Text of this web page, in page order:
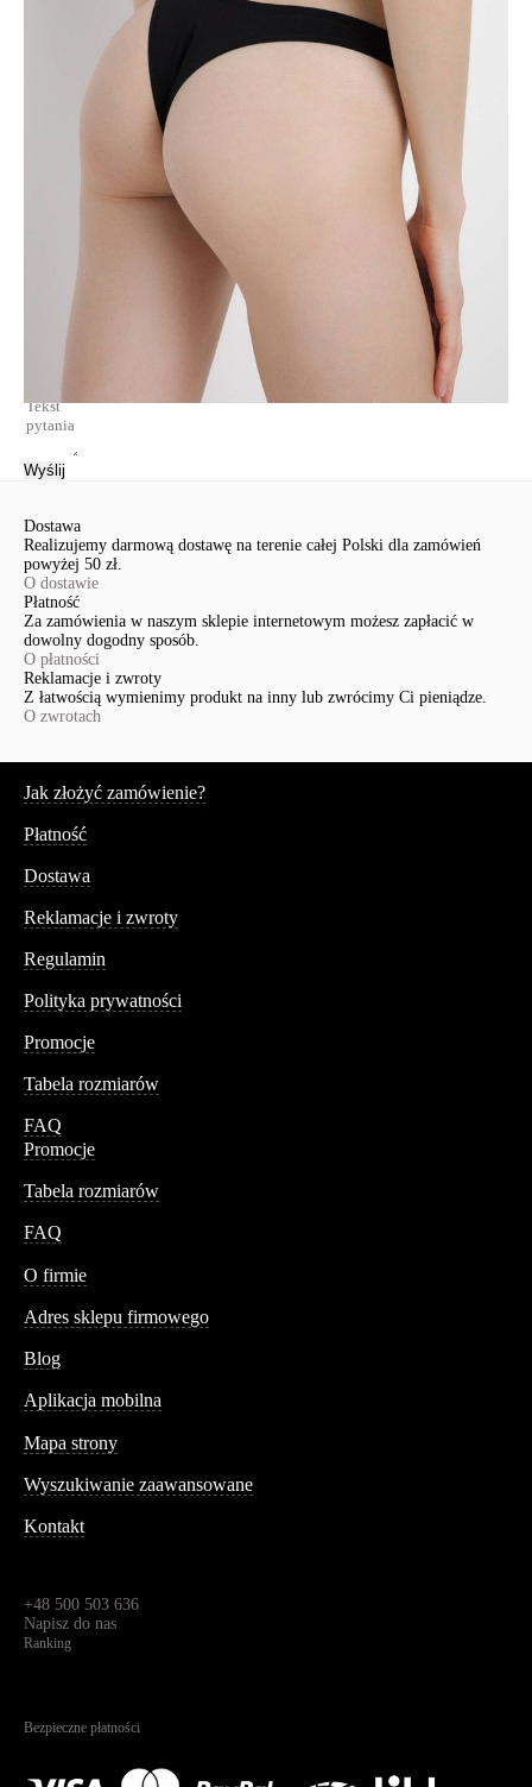
• talia i nogawki wykończone wąską gumką,
• lekka bawełniana tkanina premium,
• zachowanie kształtu i koloru po wielokrotnym praniu,
• wygodna bielizna przeznaczona do codziennej, domowej i sportowej
garderoby.
1007044510180588
bawełna 96%, elastan 4%
Podmiot odpowiedzialny
EuroTrade Tex Sp z o.o.
Ten produkt nie ma pytań Możesz zadać pytanie, klikając przycisk
poniżej
Zadaj pytanie
Wyślij
Dostawa
Realizujemy darmową dostawę na terenie całej Polski dla zamówień
powyżej 50 zł.
O dostawie
Płatność
Za zamówienia w naszym sklepie internetowym możesz zapłacić w
dowolny dogodny sposób.
O płatności
Reklamacje i zwroty
Z łatwością wymienimy produkt na inny lub zwrócimy Ci pieniądze.
O zwrotach
Jak złożyć zamówienie?
Płatność
Dostawa
Reklamacje i zwroty
Regulamin
Polityka prywatności
Promocje
Tabela rozmiarów
FAQ
Promocje
Tabela rozmiarów
FAQ
O firmie
Adres sklepu firmowego
Blog
Aplikacja mobilna
Mapa strony
Wyszukiwanie zaawansowane
Kontakt
+48 500 503 636
Napisz do nas
Ranking
Bezpieczne płatności